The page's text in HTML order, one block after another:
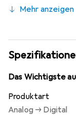
Mehr anzeigen
Das Wichtigste
Produktart
Analog -> Digital